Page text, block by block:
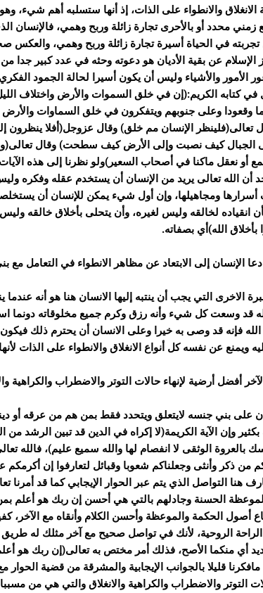
الانغلاق والانطواء على الذات، إذ أنها ستسلبه أهم شيء،
زمني محدد أو بالأحرى تجارة زائلة وربح وهمي، فالإنسان
في الحياة أسيرة تجارة زائلة وربح وهمي، والعکس
الإسلام عن بقية الأديان هو دعوته وحثه في عدد کبير جدا من
الأمور والأشياء وليس أن يکون أسيرا لحالة الجمود
کتابه الکريم:(إن في خلق السموات والأرض واختلاف الليل
وقعودا وعلى جنوبهم ويتفکرون في خلق السماوات والأرض
تعالى(فلينظر الإنسان مم خلق) وقال عزوجل(أفلا ينظرون
الجبال کيف نصبت وإلى الأرض کيف سطحت) وقال
أو نعقل ماکنا في أصحاب السعير)ولو نظرنا إلى هذه الآيات
نجد أن الله تعالى يريد من الإنسان أن يستخدم عقله وفکره
أسرارها ومجاهيلها، وإن أول شيء يمکن للإنسان أن
انقياده لخالقه وليس لغيره، وأن يتحلى بأخلاق خالقه
الله)أي بصفاته.
الإنسان إلى الابتعاد عن مظاهر الانطواء في التعامل مع
الاخرى التي يجب أن ينتبه إليها الانسان هنا هو أنه
قد وسعت کل شيء وأنه رزق وکرم جميع مخلوقاته دونما
الله فإنه قد وصى به خيرا وعلى الانسان أن يحترم ذلك
ويمنع عن نفسه کل أنواع الانغلاق والانطواء على الذات
أفضل أرضية لإنهاء حالات التوتر والاضطراب والکراهية
على بني جنسه لايتعلق ويتحدد فقط بمن هم من عرقه أو
وإن الآية الکريمة(لا إكراه في الدين قد تبين الرشد
بالعروة الوثقى لا انفصام لها والله سميع عليم)، فالله
من ذكر وأنثى وجعلناكم شعوبا وقبائل لتعارفوا إن أكرمكم
هنا التواصل الذي يتم عبر الحوار الإيجابي کما قد أمرنا
الحسنة وجادلهم بالتي هي أحسن إن ربك هو أعلم
أصول الحکمة والموعظة وأحسن الکلام وأنقاه مع الآخر،
الروحية، لأنك في تواصل صحيح مع آخر مثلك له
أي منکما الأصح، فذلك أمر مختص به تعالى(إن ربك هو
مافکرنا قليلا بالجوانب الإيجابية والمشرقة من قضية الحوار
التوتر والاضطراب والکراهية والانغلاق والتي هي من